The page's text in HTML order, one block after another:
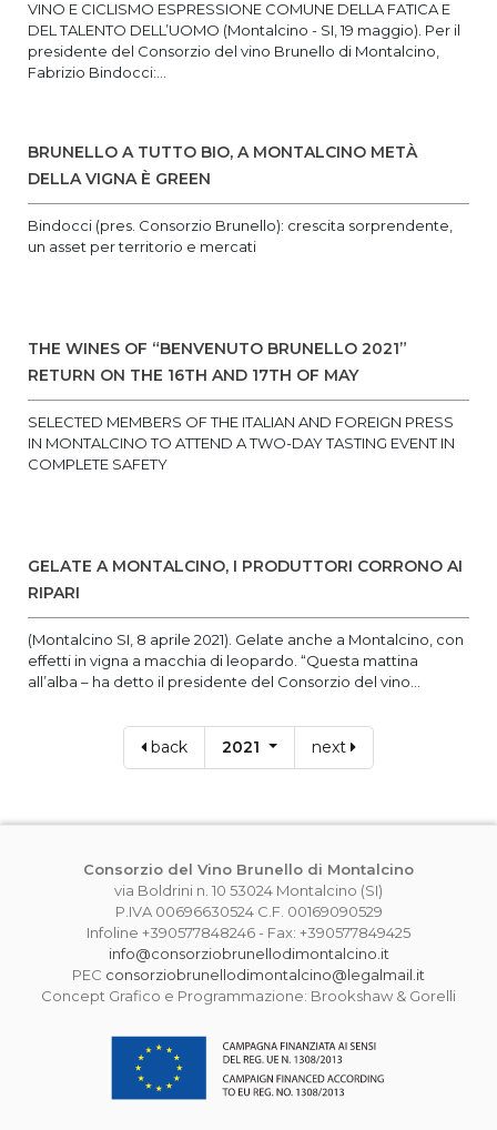
VINO E CICLISMO ESPRESSIONE COMUNE DELLA FATICA E
DEL TALENTO DELL’UOMO (Montalcino - SI, 19 maggio). Per il
presidente del Consorzio del vino Brunello di Montalcino,
Fabrizio Bindocci:...
BRUNELLO A TUTTO BIO, A MONTALCINO METÀ
DELLA VIGNA È GREEN
Bindocci (pres. Consorzio Brunello): crescita sorprendente,
un asset per territorio e mercati
THE WINES OF “BENVENUTO BRUNELLO 2021”
RETURN ON THE 16TH AND 17TH OF MAY
SELECTED MEMBERS OF THE ITALIAN AND FOREIGN PRESS
IN MONTALCINO TO ATTEND A TWO-DAY TASTING EVENT IN
COMPLETE SAFETY
GELATE A MONTALCINO, I PRODUTTORI CORRONO AI
RIPARI
(Montalcino SI, 8 aprile 2021). Gelate anche a Montalcino, con
effetti in vigna a macchia di leopardo. “Questa mattina
all’alba – ha detto il presidente del Consorzio del vino...
back 2021 next
Consorzio del Vino Brunello di Montalcino
via Boldrini n. 10 53024 Montalcino (SI)
P.IVA 00696630524 C.F. 00169090529
Infoline +390577848246 - Fax: +390577849425
info@consorziobrunellodimontalcino.it
PEC consorziobrunellodimontalcino@legalmail.it
Concept Grafico e Programmazione: Brookshaw & Gorelli